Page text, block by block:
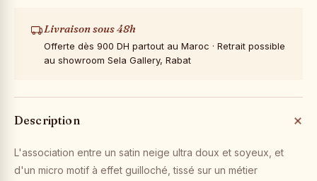
Livraison sous 48h
Offerte dès 900 DH partout au Maroc · Retrait possible
au showroom Sela Gallery, Rabat
Description
L'association entre un satin neige ultra doux et soyeux, et
d'un micro motif à effet guilloché, tissé sur un métier